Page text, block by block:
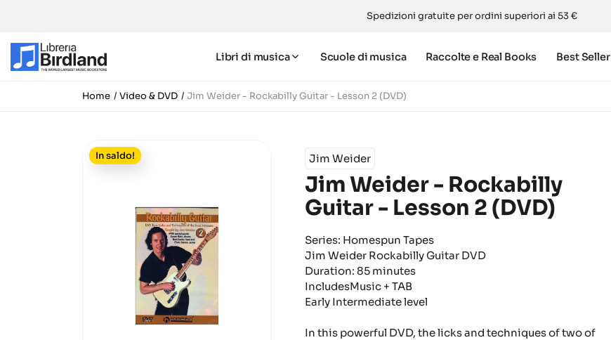
Spedizioni gratuite per ordini superiori ai 53 €
Libri di musica Scuole di musica Raccolte e Real Books Best Seller
Home Video & DVD Jim Weider - Rockabilly Guitar - Lesson 2 (DVD)
In saldo! Jim Weider
Jim Weider - Rockabilly
Guitar - Lesson 2 (DVD)
Series: Homespun Tapes
Jim Weider Rockabilly Guitar DVD
Duration: 85 minutes
IncludesMusic + TAB
Early Intermediate level
In this powerful DVD, the licks and techniques of two of